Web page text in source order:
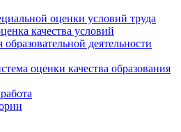
оценки условий труда
качества условий
деятельности
оценки качества образования